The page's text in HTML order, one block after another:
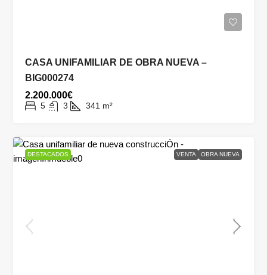
CASA UNIFAMILIAR DE OBRA NUEVA –
BIG000274
2.200.000€
5 3 341 m²
DESTACADOS VENTA OBRA NUEVA